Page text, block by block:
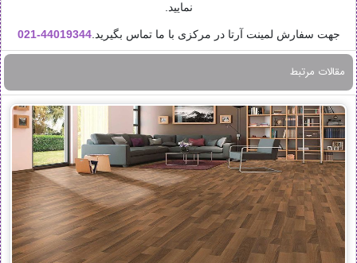
نمایید.
جهت سفارش لمینت آرتا در مرکزی با ما تماس بگیرید.44019344-
021
مقالات مرتبط